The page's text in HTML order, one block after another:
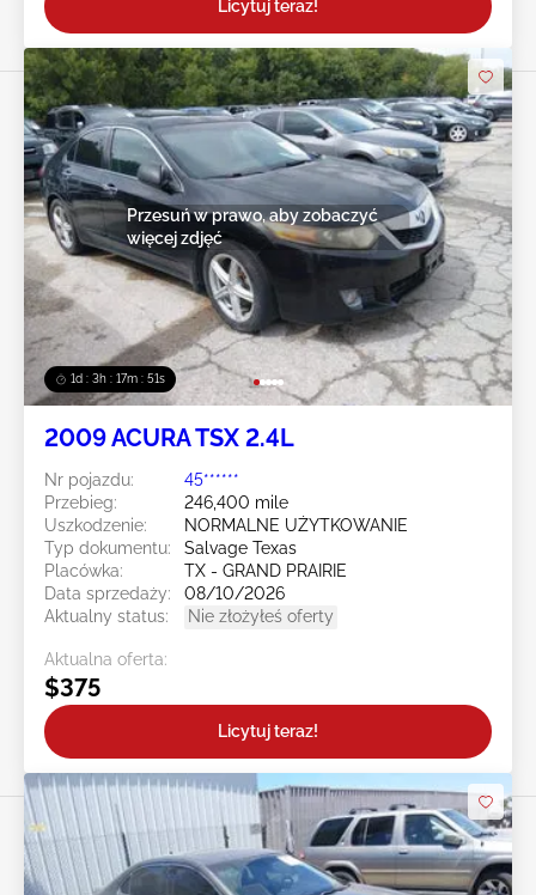
Licytuj teraz!
1d : 3h : 17m : 48s
Przesuń w prawo, aby zobaczyć
więcej zdjęć
2009 ACURA TSX 2.4L
Nr pojazdu:
45******
Przebieg:
246,400 mile
Uszkodzenie:
NORMALNE UŻYTKOWANIE
Typ dokumentu:
Salvage Texas
Placówka:
TX - GRAND PRAIRIE
Data sprzedaży:
08/10/2026
Aktualny status:
Nie złożyłeś oferty
Aktualna oferta:
$375
Licytuj teraz!